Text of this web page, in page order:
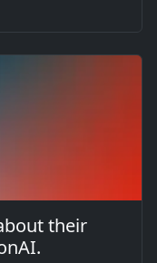
their